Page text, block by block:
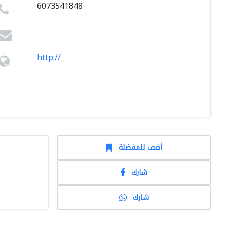
6073541848
http://
أضف للمفضلة
شارك
شارك